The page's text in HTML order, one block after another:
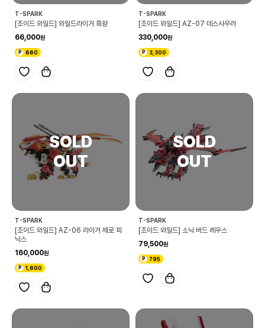
T-SPARK
[조이드 와일드] 와일드라이거 흑왕
66,000
660
T-SPARK
[조이드 와일드] AZ-07 데스사우러
330,000
3,300
T-SPARK
[조이드 와일드] AZ-06 라이거 제로 피
닉스
160,000
1,600
T-SPARK
[조이드 와일드] 소닉 버드 레우스
79,500
795